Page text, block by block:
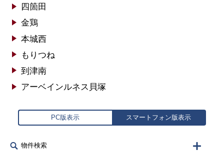
四箇田
金鶏
本城西
もりつね
到津南
アーベインルネス貝塚
PC版表示 スマートフォン版表示
物件検索